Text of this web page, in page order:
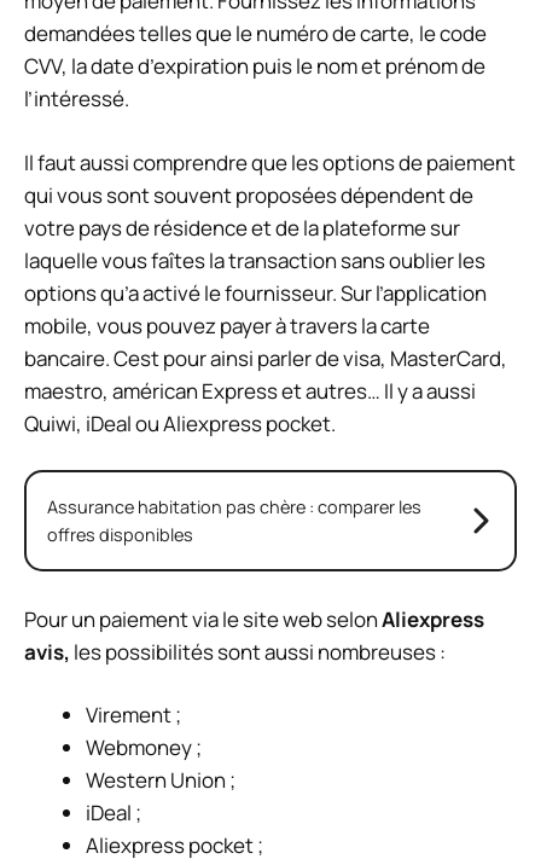
demandées telles que le numéro de carte, le code
CVV, la date d’expiration puis le nom et prénom de
l’intéressé.
Il faut aussi comprendre que les options de paiement
qui vous sont souvent proposées dépendent de
votre pays de résidence et de la plateforme sur
laquelle vous faîtes la transaction sans oublier les
options qu’a activé le fournisseur. Sur l’application
mobile, vous pouvez payer à travers la carte
bancaire. Cest pour ainsi parler de visa, MasterCard,
maestro, américan Express et autres… Il y a aussi
Quiwi, iDeal ou Aliexpress pocket.
Assurance habitation pas chère : comparer les
offres disponibles
Pour un paiement via le site web selonAliexpress
avis, les possibilités sont aussi nombreuses :
Virement ;
Webmoney ;
Western Union ;
iDeal ;
Aliexpress pocket ;